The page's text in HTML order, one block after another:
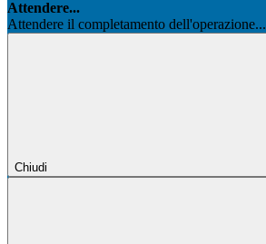
Attendere...
Attendere il completamento dell'operazione...
Chiudi